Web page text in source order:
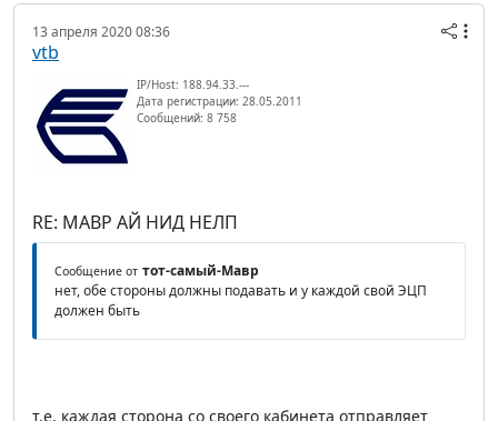
13 апреля 2020 08:36
vtb
IP/Host: 188.94.33.---
Дата регистрации: 28.05.2011
Сообщений: 8 758
RE: МАВР АЙ НИД НЕЛП
Сообщение от тот-самый-Мавр
нет, обе стороны должны подавать и у каждой свой ЭЦП
должен быть
т.е. каждая сторона со своего кабинета отправляет